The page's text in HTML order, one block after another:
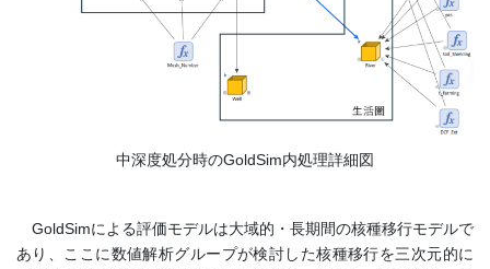
中深度処分時のGoldSim内処理詳細図
GoldSimによる評価モデルは大域的・長期間の核種移行モデルで
あり、ここに数値解析グループが検討した核種移行を三次元的に